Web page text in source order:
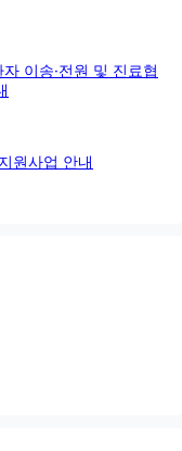
이송·전원 및 진료협
원사업 안내